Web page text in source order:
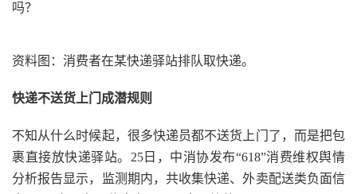
吗？
资料图：消费者在某快递驿站排队取快递。
快递不送货上门成潜规则
不知从什么时候起，很多快递员都不送货上门了，而是把包
裹直接放快递驿站。25日，中消协发布“618”消费维权舆情
分析报告显示，监测期内，共收集快递、外卖配送类负面信